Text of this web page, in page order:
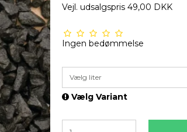
Vejl. udsalgspris 49,00 DKK
Ingen bedømmelse
Vælg liter
Vælg Variant